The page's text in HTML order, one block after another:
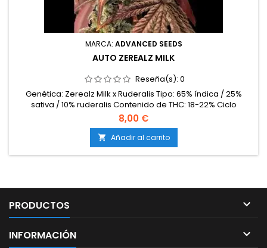
MARCA: ADVANCED SEEDS
AUTO ZEREALZ MILK
Reseña(s): 0
Genética: Zerealz Milk x Ruderalis Tipo: 65% índica / 25%
sativa / 10% ruderalis Contenido de THC: 18-22% Ciclo
completo: 9-10 semanas desde la germinación Producción
en interior: 450-550 g/m² Producción en exterior: 70-160
g/planta Altura: 80-110 cm en interior; hasta 150 cm en exterior
Aromas y sabores: Dulces y cremosos, con matices de
cereales,...
8,00 €
 Añadir al carrito
PRODUCTOS 
INFORMACIÓN 